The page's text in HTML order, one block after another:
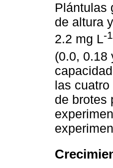
Plántulas
de altura
2.2 mg L-1
(0.0, 0.18
las
de brotes